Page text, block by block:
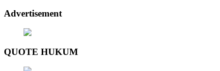
Advertisement
QUOTE HUKUM